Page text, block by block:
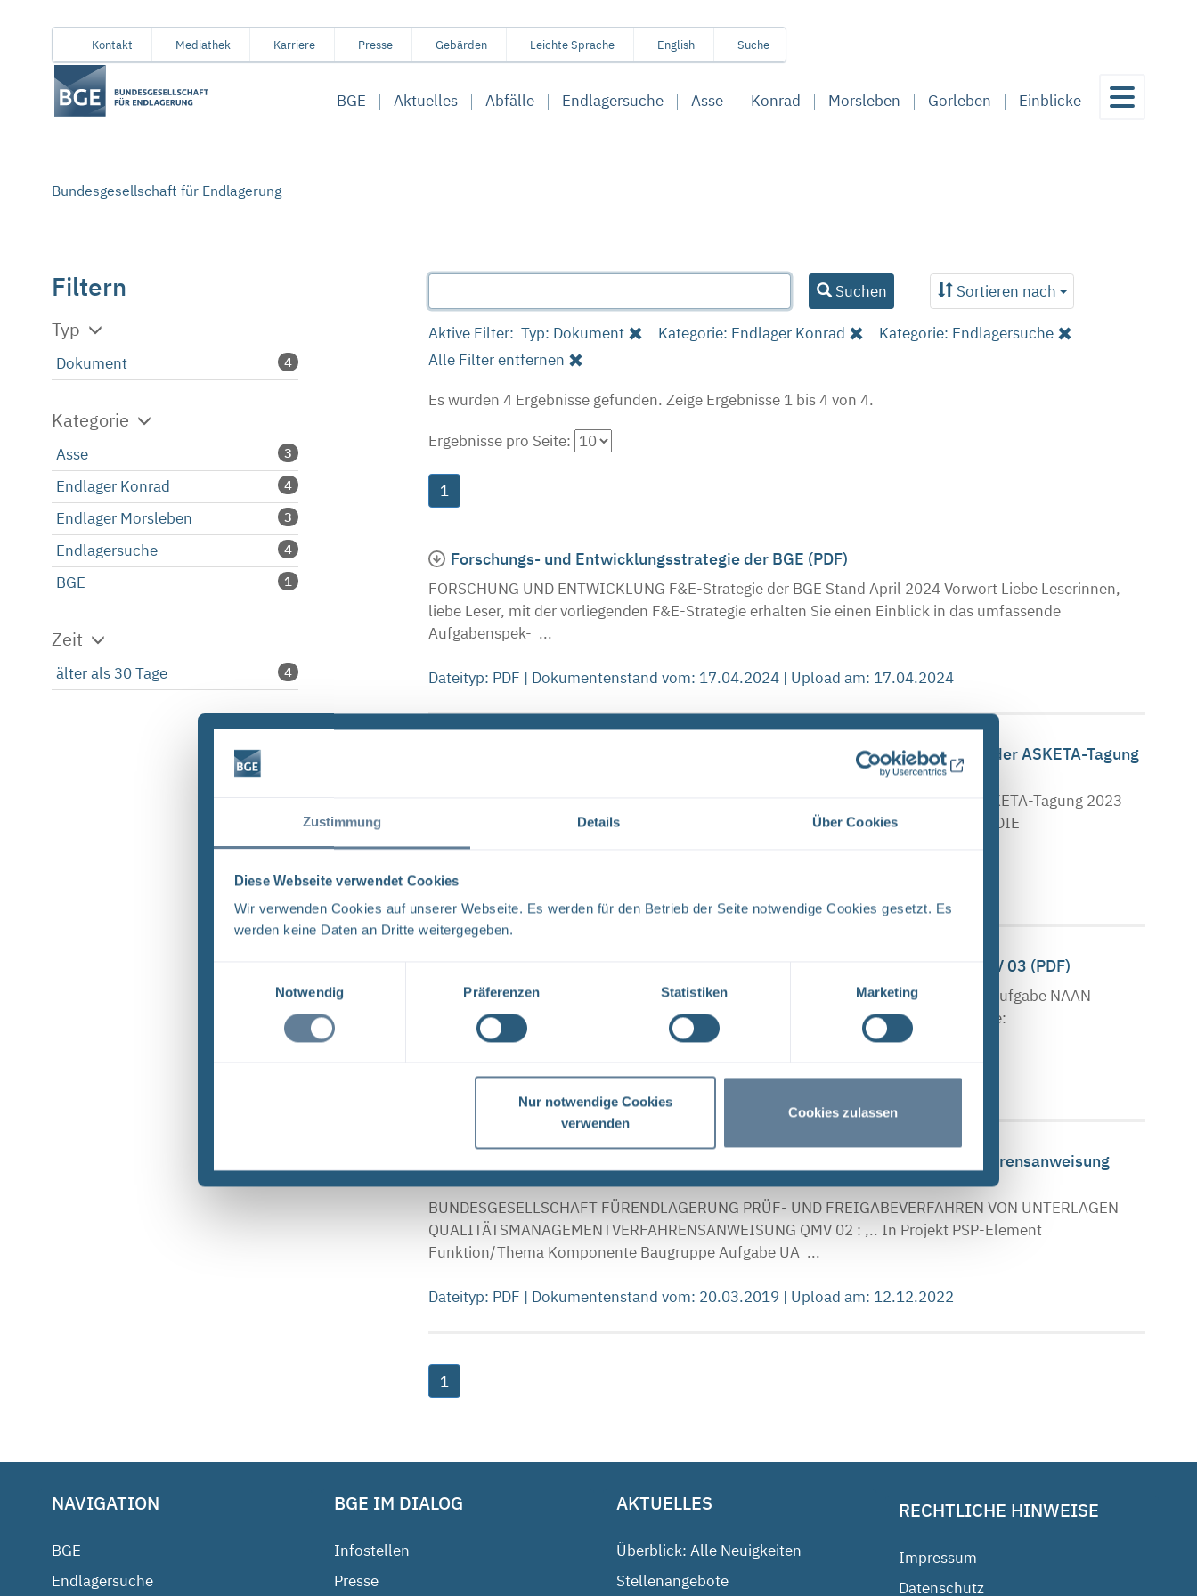
Zustimmung Details Über Cookies
Diese Webseite verwendet Cookies
Wir verwenden Cookies auf unserer Webseite. Es werden für den Betrieb der Seite notwendige Cookies gesetzt. Es
werden keine Daten an Dritte weitergegeben.
Notwendig
Präferenzen Statistiken Marketing
Nur notwendige Cookies
verwenden
Cookies zulassen
folgenden
InhaltsbereichKontakt Mediathek Karriere Presse Gebärden Leichte Sprache English Suche
BGE Aktuelles Abfälle Endlagersuche Asse Konrad Morsleben Gorleben Einblicke
Bundesgesellschaft für Endlagerung
Suchen Sortieren nach
Filtern
Typ
Dokument 4
Kategorie
Asse 3
Endlager Konrad 4
Endlager Morsleben 3
Endlagersuche 4
BGE 1
Zeit
älter als 30 Tage 4
Aktive Filter: Typ: Dokument Kategorie: Endlager Konrad
Kategorie: Endlagersuche
Alle Filter entfernen
Es wurden 4 Ergebnisse gefunden. Zeige Ergebnisse 1 bis 4 von 4.
Ergebnisse pro Seite:
1
Forschungs- und Entwicklungsstrategie der BGE (PDF)
FORSCHUNG UND ENTWICKLUNG F&E-Strategie der BGE Stand April 2024 Vorwort Liebe Leserinnen,
liebe Leser, mit der vorliegenden F&E-Strategie erhalten Sie einen Einblick in das umfassende
Aufgabenspek- ...
Dateityp: PDF | Dokumentenstand vom: 17.04.2024 | Upload am: 17.04.2024
Zeitbedarf Endlagersuche | Fertigstellung Endlager Konrad – Vorträge bei der ASKETA-Tagung
BGE – ZEITBEDARF ENDLAGERSUCHE FERTIGSTELLUNG ENDLAGER KONRAD ASKETA-Tagung 2023
DAGMAR DEHMER Berlin, 21. Juni 2023 ASKETA-TAGUNG 2023 ZEITBEDARF FÜR DIE
ENDLAGERSUCHE VON DEN TEILGEBIETEN ZU DEN ...
Dateityp: PDF | Dokumentenstand vom: 21.06.2023 | Upload am: 11.10.2023
Revision von Unterlagen – Qualitätsmanagementverfahrensanweisung QMV 03 (PDF)
DokID: 11965023 Projekt PSP-Element Funktion/Thema Komponente Baugruppe Aufgabe NAAN
NNNNNNNNNN NNAAANN AANNNA AANN AAAA 9X 115200 ' CA Titel der Unterlage:
Ersteller/Unterschrift: QM Stempelfeld: UA ...
Dateityp: PDF | Dokumentenstand vom: 20.03.2019 | Upload am: 12.12.2022
Prüf- und Freigabeverfahren von Unterlagen – Qualitätsmanagementverfahrensanweisung
QMV 02 (PDF)
BUNDESGESELLSCHAFT FÜRENDLAGERUNG PRÜF- UND FREIGABEVERFAHREN VON UNTERLAGEN
QUALITÄTSMANAGEMENTVERFAHRENSANWEISUNG QMV 02 : ,.. In Projekt PSP-Element
Funktion/Thema Komponente Baugruppe Aufgabe UA ...
Dateityp: PDF | Dokumentenstand vom: 20.03.2019 | Upload am: 12.12.2022
1
NAVIGATION
BGE
Endlagersuche
BGE IM DIALOG
Infostellen
Presse
AKTUELLES
Überblick: Alle Neuigkeiten
Stellenangebote
RECHTLICHE HINWEISE
Impressum
Datenschutz